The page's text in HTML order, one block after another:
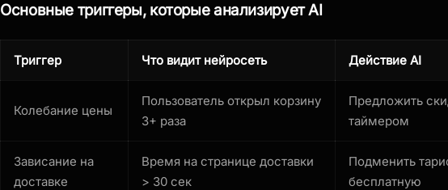
Основные триггеры, которые анализирует AI
Триггер Что видит нейросеть Действие AI
Колебание цены
Пользователь открыл корзину
3+ раза
Предложить
таймером
Зависание на
доставке
Время на странице доставки
> 30 сек
Подменить
бесплатную